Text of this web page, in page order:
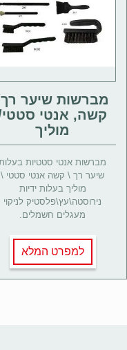
מברשות שיער
קשה, אנטי
מוליך
מברשות אנטי סטטיות
שיער רך \ קשה אנטי סטטי \
מוליך בעלות ידיות
נירוסטה\עץ\פלסטיק לניקוי
מעגלים חשמלים.
למפרט המלא